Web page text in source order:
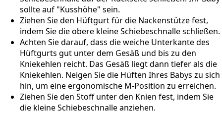
sollte auf "Kusshöhe" sein.
Ziehen Sie den Hüftgurt für die Nackenstütze fest,
indem Sie die obere kleine Schiebeschnalle schließen.
Achten Sie darauf, dass die weiche Unterkante des
Hüftgurts gut unter dem Gesäß und bis zu den
Kniekehlen reicht. Das Gesäß liegt dann tiefer als die
Kniekehlen. Neigen Sie die Hüften Ihres Babys zu sich
hin, um eine ergonomische M-Position zu erreichen.
Ziehen Sie den Stoff unter den Knien fest, indem Sie
die kleine Schiebeschnalle anziehen.